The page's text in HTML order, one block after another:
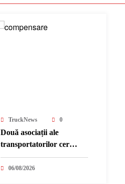
TruckNews 0
Două asociații ale
transportatorilor cer
transformarea schemei de
compensare a accizei în
06/08/2026